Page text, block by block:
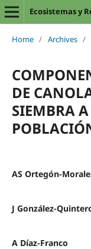
Ecosistemas y
Home / Archives /
DE
SIEMBRA
AS Ortegón-
J González-
A Díaz-Franco